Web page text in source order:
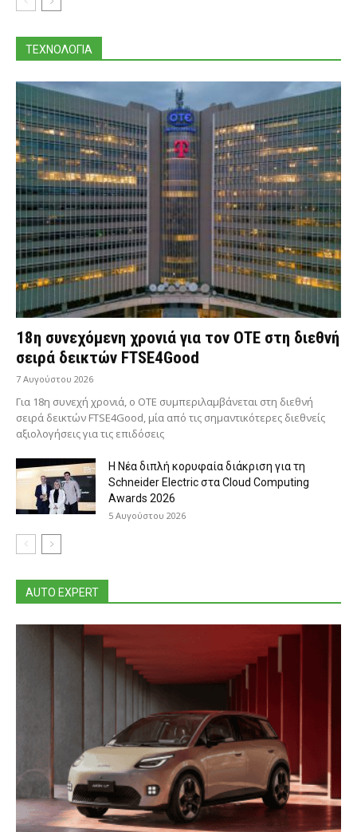
ΤΕΧΝΟΛΟΓΙΑ
18η συνεχόμενη χρονιά για τον ΟΤΕ στη διεθνή
σειρά δεικτών FTSE4Good
7 Αυγούστου 2026
Για 18η συνεχή χρονιά, ο ΟΤΕ συμπεριλαμβάνεται στη διεθνή
σειρά δεικτών FTSE4Good, μία από τις σημαντικότερες διεθνείς
αξιολογήσεις για τις επιδόσεις
Η Νέα διπλή κορυφαία διάκριση για τη
Schneider Electric στα Cloud Computing
Awards 2026
5 Αυγούστου 2026
AUTO EXPERT